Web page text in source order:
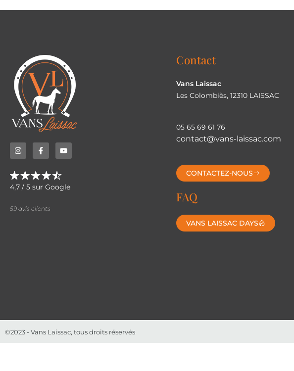
4,7 / 5 sur Google
59 avis clients
Contact
Vans Laissac
Les Colombiès, 12310 LAISSAC
05 65 69 61 76
contact@vans-laissac.com
CONTACTEZ-NOUS
FAQ
VANS LAISSAC DAYS
©2023 - Vans Laissac, tous droits réservés